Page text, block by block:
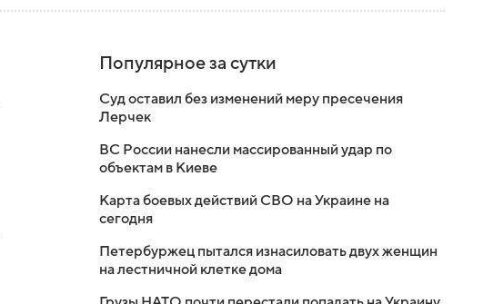
Популярное за сутки
Суд оставил без изменений меру пресечения
Лерчек
ВС России нанесли массированный удар по
объектам в Киеве
Карта боевых действий СВО на Украине на
сегодня
Петербуржец пытался изнасиловать двух женщин
на лестничной клетке дома